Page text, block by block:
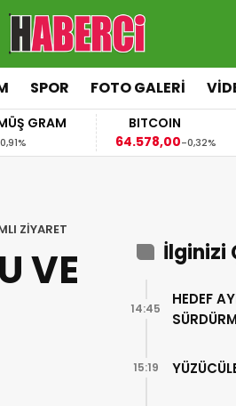
SPOR FOTO GALERİ
GRAM
BITCOIN
64.578,00-0,32%
ZİYARET
VE
İlginizi
HEDEF
14:45
15:19